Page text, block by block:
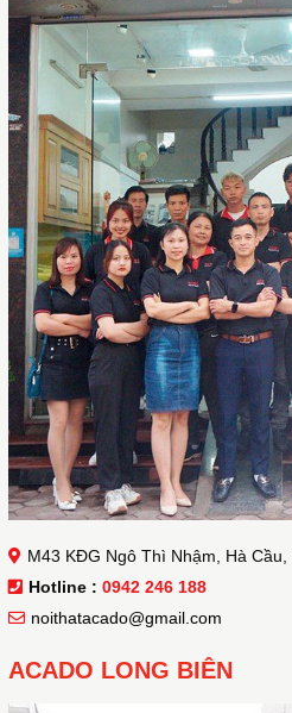
M43 KĐG Ngô Thì Nhậm, Hà
Hotline : 0942 246 188
noithatacado@gmail.com
ACADO LONG BIÊN